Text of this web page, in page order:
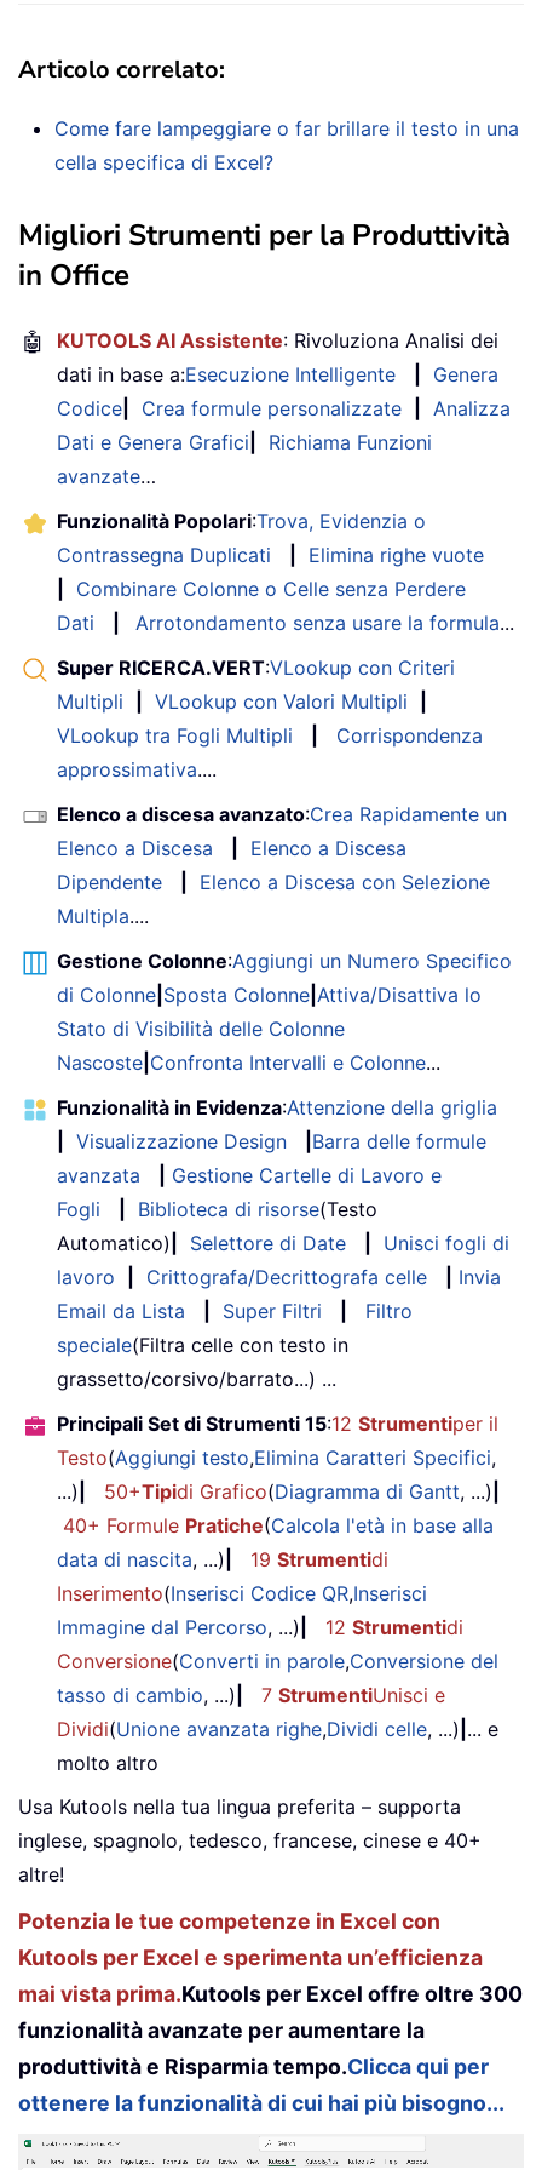
Articolo correlato:
Come fare lampeggiare o far brillare il testo in una
cella specifica di Excel?
Migliori Strumenti per la Produttività
in Office
🤖 KUTOOLS AI Assistente: Rivoluziona Analisi dei
dati in base a:Esecuzione Intelligente
Genera
Codice
Crea formule personalizzate
Analizza
Dati e Genera Grafici
Richiama Funzioni
avanzate…
Funzionalità Popolari:Trova, Evidenzia o
Contrassegna Duplicati
Elimina righe vuote
Combinare Colonne o Celle senza Perdere
Dati
Arrotondamento senza usare la formula...
Super RICERCA.VERT:VLookup con Criteri
Multipli
VLookup con Valori Multipli
VLookup tra Fogli Multipli
Corrispondenza
approssimativa....
Elenco a discesa avanzato:Crea Rapidamente un
Elenco a Discesa
Elenco a Discesa
Dipendente
Elenco a Discesa con Selezione
Multipla....
Gestione Colonne:Aggiungi un Numero Specifico
di Colonne Sposta Colonne Attiva/Disattiva lo
Stato di Visibilità delle Colonne
Nascoste Confronta Intervalli e Colonne...
Funzionalità in Evidenza:Attenzione della griglia
Visualizzazione Design
Barra delle formule
avanzata
Gestione Cartelle di Lavoro e
Fogli
Biblioteca di risorse(Testo
Automatico)
Selettore di Date
Unisci fogli di
lavoro
Crittografa/Decrittografa celle
Invia
Email da Lista
Super Filtri
Filtro
speciale(Filtra celle con testo in
grassetto/corsivo/barrato...) ...
Principali Set di Strumenti 15:12 Strumentiper il
Testo(Aggiungi testo,Elimina Caratteri Specifici,
...)
50+Tipidi Grafico(Diagramma di Gantt, ...)
40+ Formule Pratiche(Calcola l'età in base alla
data di nascita, ...) 19 Strumentidi
Inserimento(Inserisci Codice QR,Inserisci
Immagine dal Percorso, ...) 12 Strumentidi
Conversione(Converti in parole,Conversione del
tasso di cambio, ...) 7 StrumentiUnisci e
Dividi(Unione avanzata righe,Dividi celle, ...) ... e
molto altro
Usa Kutools nella tua lingua preferita – supporta
inglese, spagnolo, tedesco, francese, cinese e 40+
altre!
Potenzia le tue competenze in Excel con
Kutools per Excel e sperimenta un’efficienza
mai vista prima.Kutools per Excel offre oltre 300
funzionalità avanzate per aumentare la
produttività e Risparmia tempo.Clicca qui per
ottenere la funzionalità di cui hai più bisogno...